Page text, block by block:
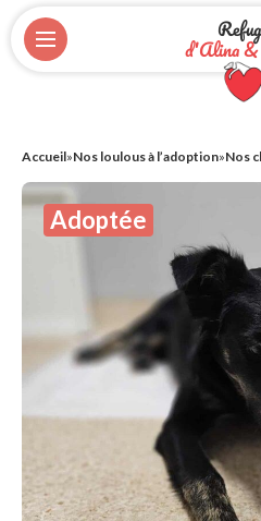
d'Alina
Accueil»Nos loulous à l’adoption»Nos
Adoptée